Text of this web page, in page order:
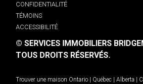
CONFIDENTIALITÉ
TÉMOINS
ACCESSIBILITÉ
© SERVICES IMMOBILIERS
TOUS DROITS RÉSERVÉS.
Trouver une maison Ontario Québec Alberta